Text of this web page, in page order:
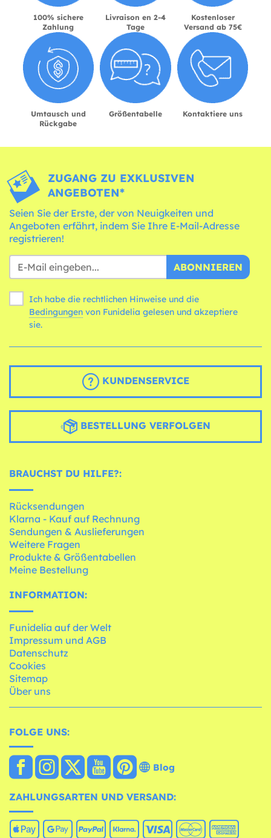
100% sichere
Zahlung
Livraison en 2-4
Tage
Kostenloser
Versand ab 75€
Umtausch und
Rückgabe
Größentabelle Kontaktiere uns
ZUGANG ZU EXKLUSIVEN
ANGEBOTEN*
Seien Sie der Erste, der von Neuigkeiten und
Angeboten erfährt, indem Sie Ihre E-Mail-Adresse
registrieren!
ABONNIEREN
Ich habe die rechtlichen Hinweise und die
Bedingungen
sie.
KUNDENSERVICE
BESTELLUNG VERFOLGEN
BRAUCHST DU HILFE?:
Rücksendungen
Klarna - Kauf auf Rechnung
Sendungen & Auslieferungen
Weitere Fragen
Produkte & Größentabellen
Meine Bestellung
INFORMATION:
Funidelia auf der Welt
Impressum und AGB
Datenschutz
Cookies
Sitemap
Über uns
FOLGE UNS:
Blog
ZAHLUNGSARTEN UND VERSAND: